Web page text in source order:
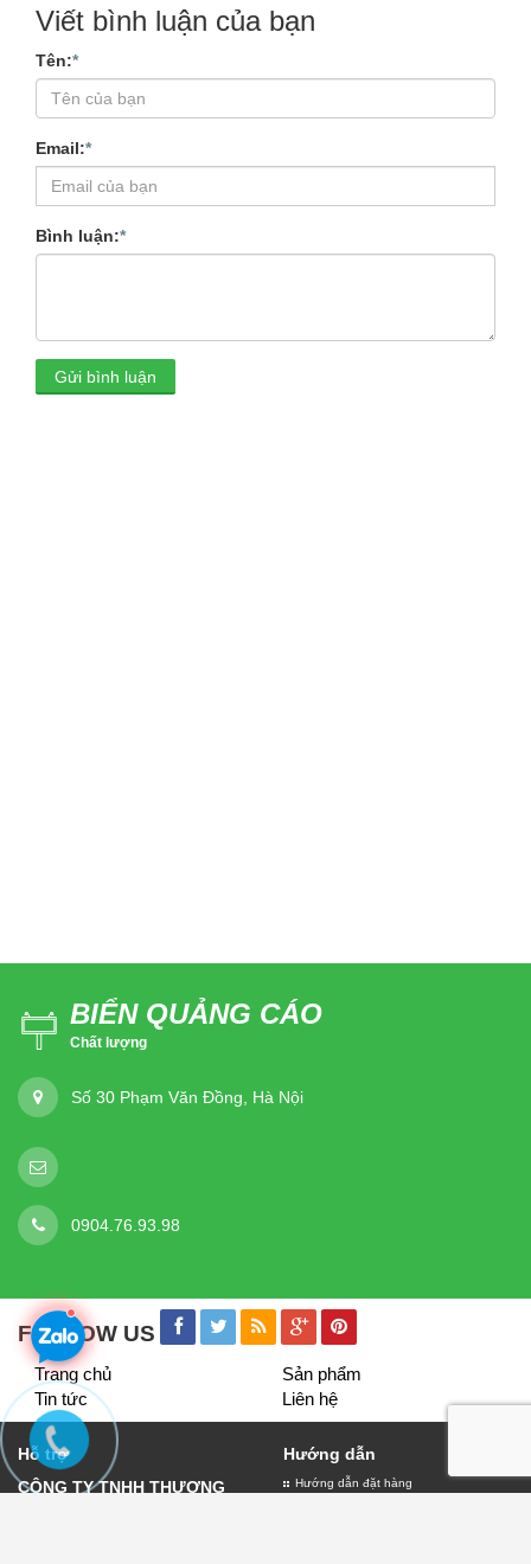
Viết bình luận của bạn
Tên:*
Email:*
Bình luận:*
Gửi bình luận
BIỂN QUẢNG CÁO
Chất lượng
Số 30 Phạm Văn Đồng, Hà Nội
0904.76.93.98
FOLLOW US
Trang chủ
Sản phẩm
Tin tức
Liên hệ
Hỗ trợ
CÔNG TY TNHH THƯƠNG
Hướng dẫn
Hướng dẫn đặt hàng